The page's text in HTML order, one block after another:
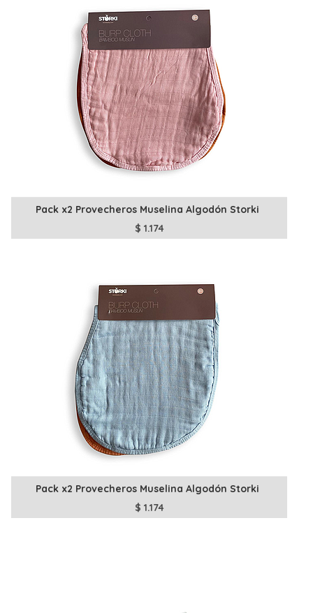
Pack x2 Provecheros Muselina Algodón Storki
$ 1.174
Pack x2 Provecheros Muselina Algodón Storki
$ 1.174